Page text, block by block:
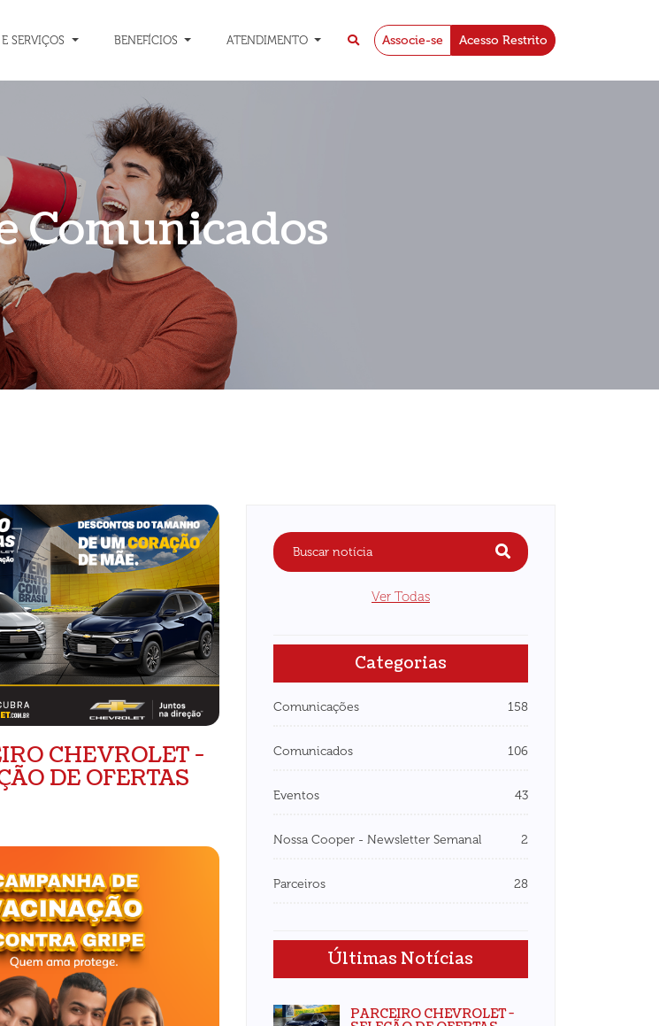
SERVIÇOS BENEFÍCIOS ATENDIMENTO Associe-se Acesso Restrito
Comunicados
CHEVROLET -
DE OFERTAS
Ver Todas
Categorias
Comunicações 158
Comunicados 106
Eventos 43
Nossa Cooper - Newsletter Semanal 2
Parceiros 28
Últimas Notícias
PARCEIRO CHEVROLET -